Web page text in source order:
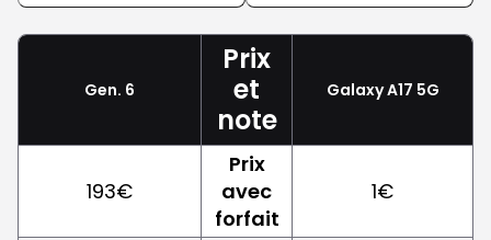
Gen. 6
Prix
et
note
Galaxy A17 5G
193€
Prix
avec
forfait
1€